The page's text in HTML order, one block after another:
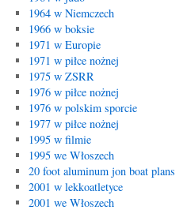
1964 w Niemczech
1966 w boksie
1971 w Europie
1971 w piłce nożnej
1975 w ZSRR
1976 w piłce nożnej
1976 w polskim sporcie
1977 w piłce nożnej
1995 w filmie
1995 we Włoszech
20 foot aluminum jon boat plans
2001 w lekkoatletyce
2001 we Włoszech